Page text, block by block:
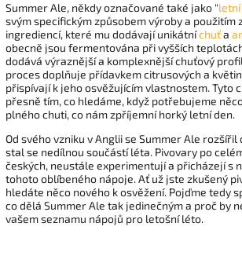
Summer Ale, někdy označované také jako "
svým specifickým způsobem výroby a použitím
ingrediencí, které mu dodávají unikátníchuťa
obecně jsou fermentována při vyšších
dodává výraznější a komplexnější chuťový
proces doplňuje přídavkem citrusových a
přispívají k jeho osvěžujícím vlastnostem. Tyto
přesně tím, co hledáme, když potřebujeme
plného chuti, co nám zpříjemní horký letní den.
Od svého vzniku v Anglii se Summer Ale rozšířil
stal se nedílnou součástí léta. Pivovary po
českých, neustále experimentují a přicházejí s
tohoto oblíbeného nápoje. Ať už jste zkušený
hledáte něco nového k osvěžení. Pojďme tedy
co dělá Summer Ale tak jedinečným a proč by
vašem seznamu nápojů pro letošní léto.